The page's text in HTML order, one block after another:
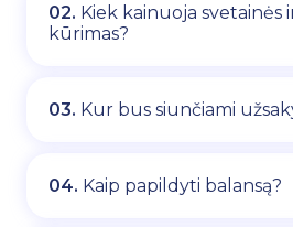
02. Kiek kainuoja svetainės
kūrimas?
03. Kur bus siunčiami
04. Kaip papildyti balansą?